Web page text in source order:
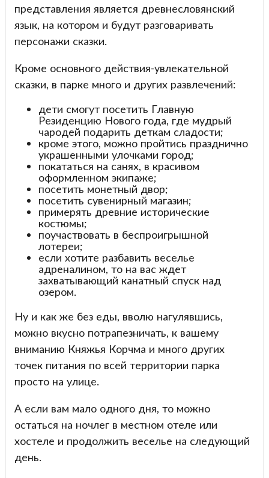
представления является древнесловянский
язык, на котором и будут разговаривать
персонажи сказки.
Кроме основного действия-увлекательной
сказки, в парке много и других развлечений:
дети смогут посетить Главную
Резиденцию Нового года, где мудрый
чародей подарить деткам сладости;
кроме этого, можно пройтись празднично
украшенными улочками город;
покататься на санях, в красивом
оформленном экипаже;
посетить монетный двор;
посетить сувенирный магазин;
примерять древние исторические
костюмы;
поучаствовать в беспроигрышной
лотереи;
если хотите разбавить веселье
адреналином, то на вас ждет
захватывающий канатный спуск над
озером.
Ну и как же без еды, вволю нагулявшись,
можно вкусно потрапезничать, к вашему
вниманию Княжья Корчма и много других
точек питания по всей территории парка
просто на улице.
А если вам мало одного дня, то можно
остаться на ночлег в местном отеле или
хостеле и продолжить веселье на следующий
день.